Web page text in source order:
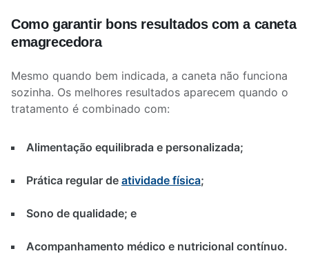
Como garantir bons resultados com a caneta
emagrecedora
Mesmo quando bem indicada, a caneta não funciona
sozinha. Os melhores resultados aparecem quando o
tratamento é combinado com:
Alimentação equilibrada e personalizada;
Prática regular de atividade física;
Sono de qualidade; e
Acompanhamento médico e nutricional contínuo.